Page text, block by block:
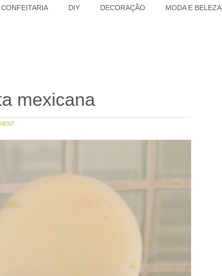
CONFEITARIA DIY DECORAÇÃO MODA E BELEZA
mexicana